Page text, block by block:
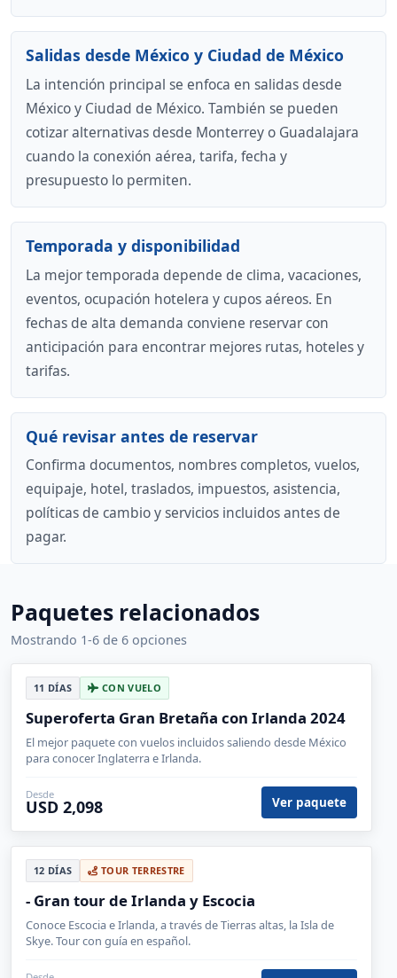
Salidas desde México y Ciudad de México
La intención principal se enfoca en salidas desde
México y Ciudad de México. También se pueden
cotizar alternativas desde Monterrey o Guadalajara
cuando la conexión aérea, tarifa, fecha y
presupuesto lo permiten.
Temporada y disponibilidad
La mejor temporada depende de clima, vacaciones,
eventos, ocupación hotelera y cupos aéreos. En
fechas de alta demanda conviene reservar con
anticipación para encontrar mejores rutas, hoteles y
tarifas.
Qué revisar antes de reservar
Confirma documentos, nombres completos, vuelos,
equipaje, hotel, traslados, impuestos, asistencia,
políticas de cambio y servicios incluidos antes de
pagar.
Paquetes relacionados
Mostrando 1-6 de 6 opciones
11 DÍAS CON VUELO
Superoferta Gran Bretaña con Irlanda 2024
El mejor paquete con vuelos incluidos saliendo desde México
para conocer Inglaterra e Irlanda.
Desde
USD 2,098 Ver paquete
12 DÍAS TOUR TERRESTRE
- Gran tour de Irlanda y Escocia
Conoce Escocia e Irlanda, a través de Tierras altas, la Isla de
Skye. Tour con guía en español.